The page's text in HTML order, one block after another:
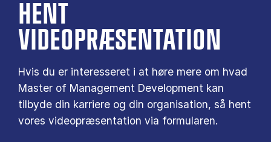
HENT
VIDEOPRÆSENTATION
Hvis du er interesseret i at høre mere om hvad
Master of Management Development kan
tilbyde din karriere og din organisation, så hent
vores videopræsentation via formularen.